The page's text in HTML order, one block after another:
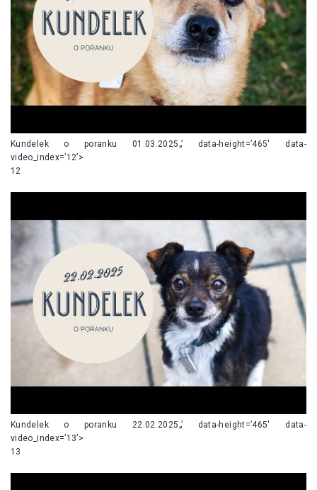
Kundelek o poranku 01.03.2025„’ data-height=’465′ data-
video_index=’12’>
12
Kundelek o poranku 22.02.2025„’ data-height=’465′ data-
video_index=’13’>
13